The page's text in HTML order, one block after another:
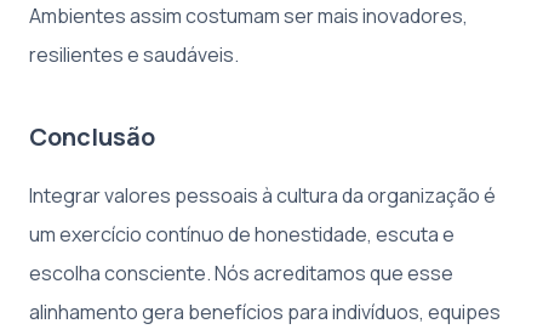
Ambientes assim costumam ser mais inovadores,
resilientes e saudáveis.
Conclusão
Integrar valores pessoais à cultura da organização é
um exercício contínuo de honestidade, escuta e
escolha consciente. Nós acreditamos que esse
alinhamento gera benefícios para indivíduos, equipes